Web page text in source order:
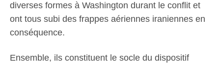
diverses formes à Washington durant le conflit et
ont tous subi des frappes aériennes iraniennes en
conséquence.
Ensemble, ils constituent le socle du dispositif